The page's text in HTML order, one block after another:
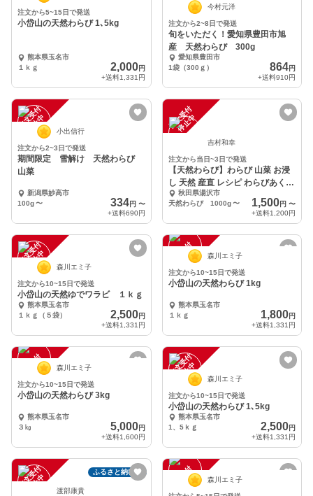
注文から5~15日で発送
小岱山の天然わらび 1､5kg
熊本県玉名市
１ｋｇ
2,000円
+送料1,331円
今村元洋
注文から2~8日で発送
旬をいただく！愛知県豊田市旭
産 天然わらび 300g
愛知県豊田市
1袋（300ｇ）
864円
+送料910円
注
文
受
付
停
止
中 小出信行
注文から2~3日で発送
期間限定 雪解け 天然わらび
山菜
新潟県妙高市
100g〜 334円 〜
+送料690円
注
文
受
付
停
止
中
吉村和幸
注文から当日~3日で発送
【天然わらび】わらび 山菜 お浸
し 天然 産直 レシピ わらびあくぬ
き方法
秋田県湯沢市
天然わらび 1000g 〜 1,500円 〜
+送料1,200円
注
文
受
付
停
止
中 森川エミ子
注文から10~15日で発送
小岱山の天然ゆでワラビ １ｋｇ
熊本県玉名市
１ｋｇ（５袋）
2,500円
+送料1,331円
注
文
受
付
停
止
中 森川エミ子
注文から10~15日で発送
小岱山の天然わらび 1kg
熊本県玉名市
１ｋｇ
1,800円
+送料1,331円
注
文
受
付
停
止
中 森川エミ子
注文から10~15日で発送
小岱山の天然わらび 3kg
熊本県玉名市
３㎏
5,000円
+送料1,600円
注
文
受
付
停
止
中 森川エミ子
注文から10~15日で発送
小岱山の天然わらび 1､5kg
熊本県玉名市
1、5ｋｇ
2,500円
+送料1,331円
注
文
受
付
停
止
中
ふるさと納税可
渡部康貴
注
文
受
付
停
止
中 森川エミ子